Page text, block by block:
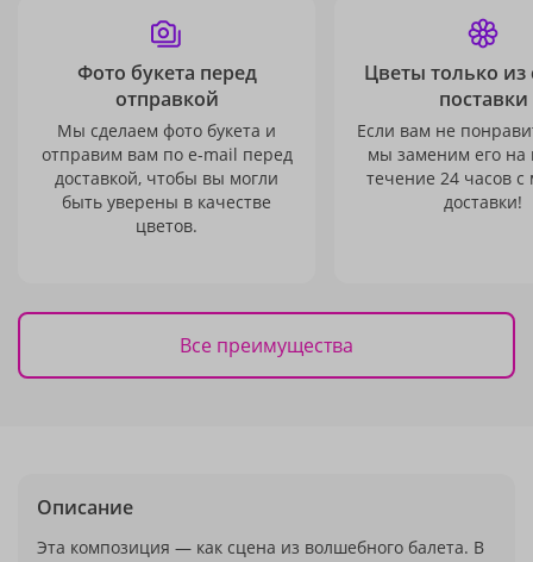
Фото букета перед
отправкой
Мы сделаем фото букета и
отправим вам по e-mail перед
доставкой, чтобы вы могли
быть уверены в качестве
цветов.
Цветы только из
поставки
Если вам не
мы заменим его на
течение 24 часов с
доставки!
Все преимущества
Описание
Эта композиция — как сцена из волшебного балета. В